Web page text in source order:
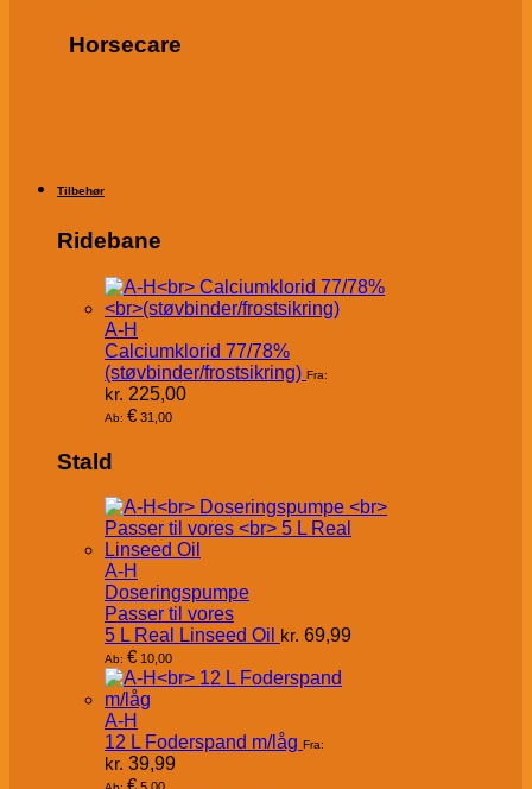
Horsecare
Tilbehør
Ridebane
A-H
Calciumklorid 77/78%
(støvbinder/frostsikring) Fra:
kr. 225,00
Ab: € 31,00
Stald
A-H
Doseringspumpe
Passer til vores
5 L Real Linseed Oil kr. 69,99
Ab: € 10,00
A-H
12 L Foderspand m/låg Fra:
kr. 39,99